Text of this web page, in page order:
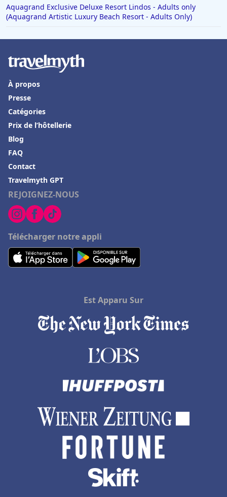
Aquagrand Exclusive Deluxe Resort Lindos - Adults only
(Aquagrand Artistic Luxury Beach Resort - Adults Only)
REJOIGNEZ-NOUS
Télécharger notre appli
À propos
Presse
Catégories
Prix de l’hôtellerie
Blog
FAQ
Contact
Travelmyth GPT
Est Apparu Sur